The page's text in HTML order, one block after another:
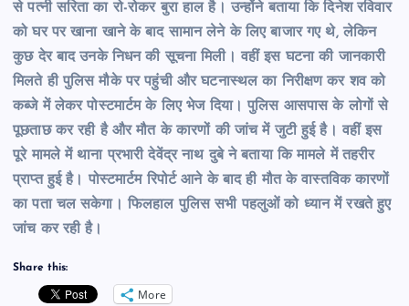
से पत्नी सरिता का रो-रोकर बुरा हाल है। उन्होंने बताया कि दिनेश रविवार
को घर पर खाना खाने के बाद सामान लेने के लिए बाजार गए थे, लेकिन
कुछ देर बाद उनके निधन की सूचना मिली। वहीं इस घटना की जानकारी
मिलते ही पुलिस मौके पर पहुंची और घटनास्थल का निरीक्षण कर शव को
कब्जे में लेकर पोस्टमार्टम के लिए भेज दिया। पुलिस आसपास के लोगों से
पूछताछ कर रही है और मौत के कारणों की जांच में जुटी हुई है। वहीं इस
पूरे मामले में थाना प्रभारी देवेंद्र नाथ दुबे ने बताया कि मामले में तहरीर
प्राप्त हुई है। पोस्टमार्टम रिपोर्ट आने के बाद ही मौत के वास्तविक कारणों
का पता चल सकेगा। फिलहाल पुलिस सभी पहलुओं को ध्यान में रखते हुए
जांच कर रही है।
Share this:
More